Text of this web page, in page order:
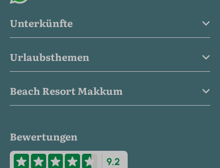
Unterkünfte
Urlaubsthemen
Beach Resort Makkum
Bewertungen
9.2